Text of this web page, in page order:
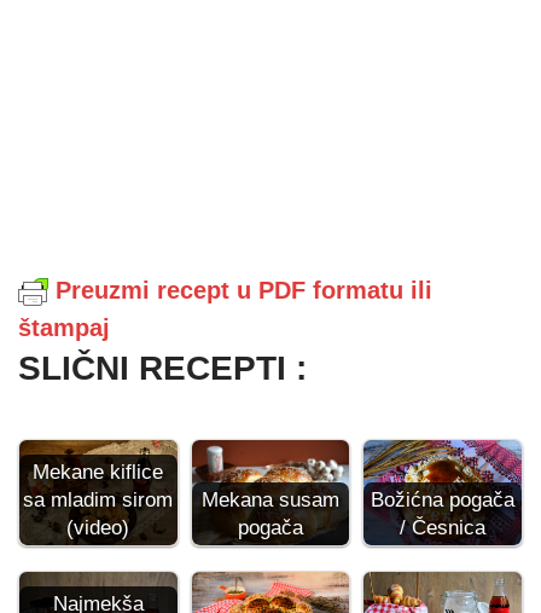
Preuzmi recept u PDF formatu ili
štampaj
SLIČNI RECEPTI :
Mekane kiflice
sa mladim sirom
(video)
Mekana susam
pogača
Božićna pogača
/ Česnica
Najmekša